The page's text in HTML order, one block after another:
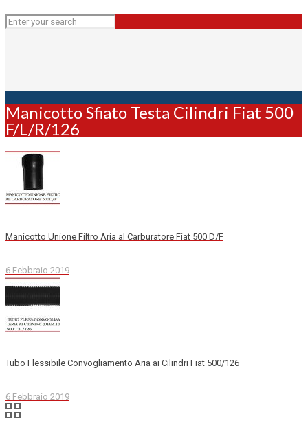
Manicotto Sfiato Testa Cilindri Fiat 500
F/L/R/126
Manicotto Unione Filtro Aria al Carburatore Fiat 500 D/F
6 Febbraio 2019
Tubo Flessibile Convogliamento Aria ai Cilindri Fiat 500/126
6 Febbraio 2019